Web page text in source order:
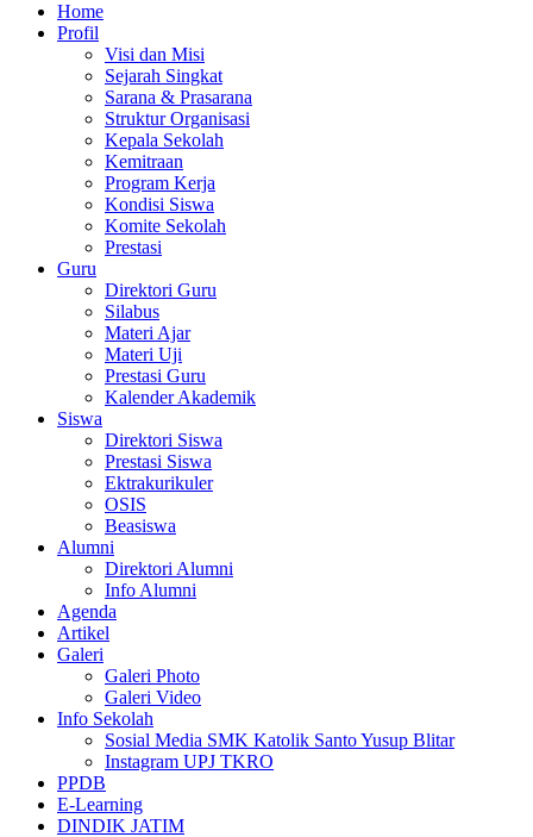
Home
Profil
Visi dan Misi
Sejarah Singkat
Sarana & Prasarana
Struktur Organisasi
Kepala Sekolah
Kemitraan
Program Kerja
Kondisi Siswa
Komite Sekolah
Prestasi
Guru
Direktori Guru
Silabus
Materi Ajar
Materi Uji
Prestasi Guru
Kalender Akademik
Siswa
Direktori Siswa
Prestasi Siswa
Ektrakurikuler
OSIS
Beasiswa
Alumni
Direktori Alumni
Info Alumni
Agenda
Artikel
Galeri
Galeri Photo
Galeri Video
Info Sekolah
Sosial Media SMK Katolik Santo Yusup Blitar
Instagram UPJ TKRO
PPDB
E-Learning
DINDIK JATIM